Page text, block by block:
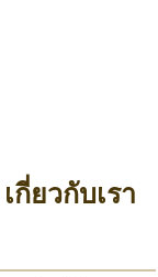
เกี่ยวกับเรา